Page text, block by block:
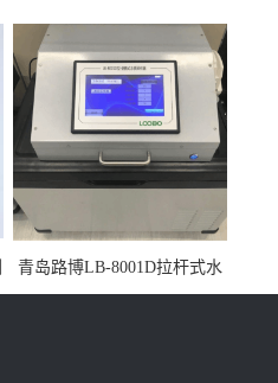
青岛路博LB-8001D拉杆式水
质采样器